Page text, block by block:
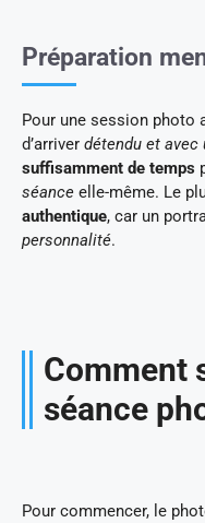
Préparation
Pour une session photo
d’arriver détendu et
suffisamment de temps
séance elle-même. Le
authentique, car un
personnalité.
Comment
séance
Pour commencer, le